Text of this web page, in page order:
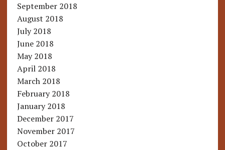
September 2018
August 2018
July 2018
June 2018
May 2018
April 2018
March 2018
February 2018
January 2018
December 2017
November 2017
October 2017